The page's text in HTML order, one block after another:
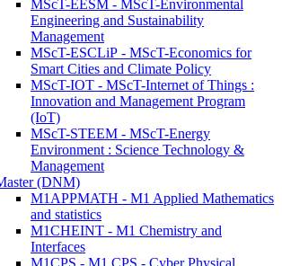
MScT-EESM - MScT-Environmental
Engineering and Sustainability
Management
MScT-ESCLiP - MScT-Economics for
Smart Cities and Climate Policy
MScT-IOT - MScT-Internet of Things :
Innovation and Management Program
(IoT)
MScT-STEEM - MScT-Energy
Environment : Science Technology &
Management
(DNM)
M1APPMATH - M1 Applied Mathematics
and statistics
M1CHEINT - M1 Chemistry and
Interfaces
M1CPS - M1 CPS - Cyber Physical